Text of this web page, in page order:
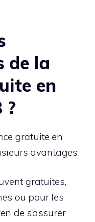
de la
en
?
gratuite en
avantages.
gratuites,
ou pour les
de s’assurer